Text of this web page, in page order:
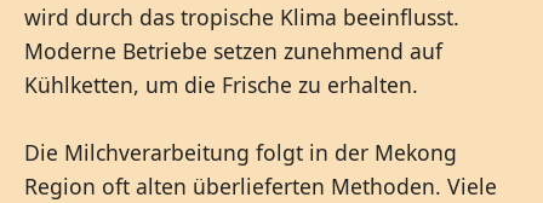
wird durch das tropische Klima beeinflusst.
Moderne Betriebe setzen zunehmend auf
Kühlketten, um die Frische zu erhalten.
Die Milchverarbeitung folgt in der Mekong
Region oft alten überlieferten Methoden. Viele